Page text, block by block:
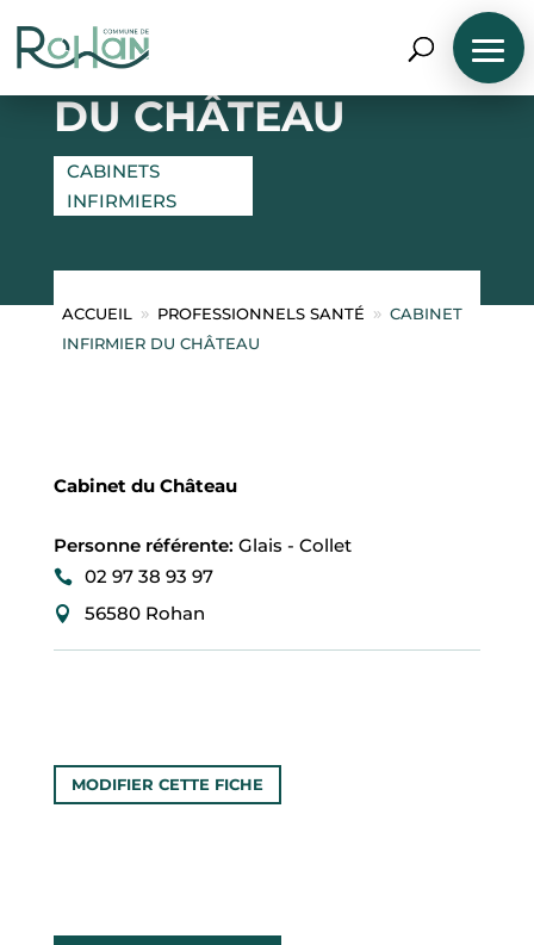
A
V
I
R
P
O
F
I
ACCUEIL
MES
CABINET INFIRMIER
DU CHÂTEAU
CABINETS
INFIRMIERS
ACCUEIL 9 PROFESSIONNELS SANTÉ 9 CABINET
INFIRMIER DU CHÂTEAU
Cabinet du Château
Personne référente: Glais - Collet
02 97 38 93 97
56580 Rohan
MODIFIER CETTE FICHE